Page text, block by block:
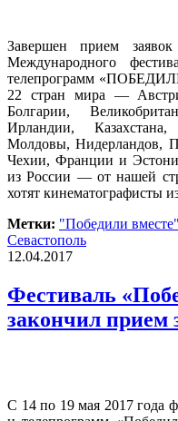
Завершен прием
Международного
телепрограмм
22 стран мира —
Болгарии,
Ирландии,
Молдовы, Нидерландов,
Чехии, Франции и
из России — от нашей
хотят кинематографисты
Метки: "Победили вместе"
Севастополь
12.04.2017
Фестиваль
закончил прием
С 14 по 19 мая 2017 года